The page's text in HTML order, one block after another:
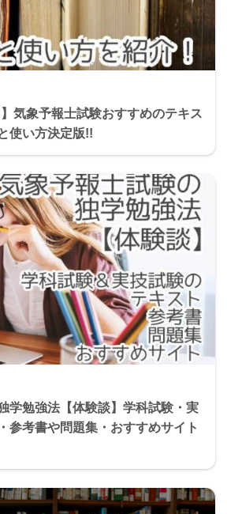
】気象予報士試験おすすめのテキス
使い方決定版!!
学勉強法【体験談】学科試験・実
参考書や問題集・おすすめサイト